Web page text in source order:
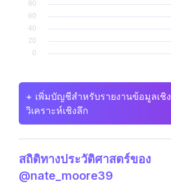
+ เพิ่มบัญชีสำหรับรายงานข้อมูลเชิ
วิเคราะห์เชิงลึก
สถิติทางประวัติศาสตร์ของ
@nate_moore39